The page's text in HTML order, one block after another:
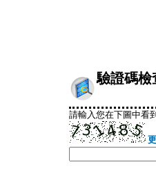
驗證碼檢
請輸入您在下圖中看